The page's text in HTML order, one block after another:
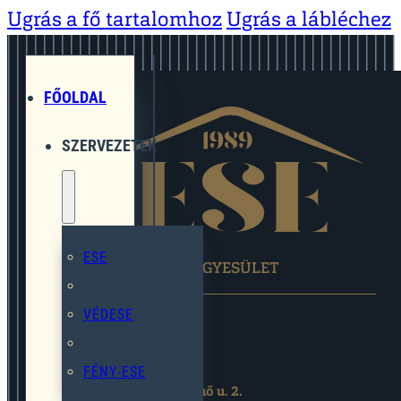
Ugrás a fő tartalomhoz Ugrás a lábléchez
FŐOLDAL
SZERVEZETEK
ESE
VÉDESE
FÉNY-ESE
EGYMÁST SEGÍTŐ EGYESÜLET
2119 Pécel,Pihenő u. 2.